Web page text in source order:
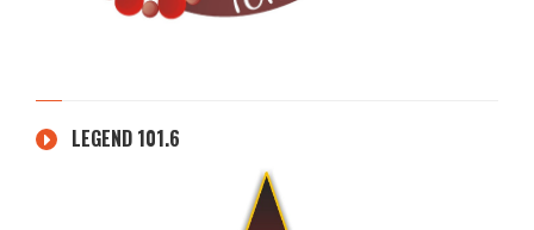
LEGEND 101.6